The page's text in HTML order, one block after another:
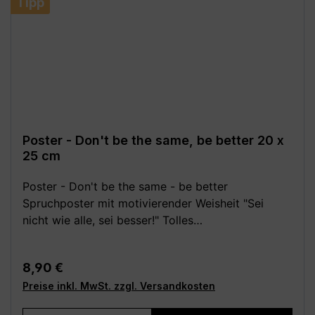
Monitoreinstellungen sind geringe
Poster - Don't be the same, be better 20 x
25 cm
Poster - Don't be the same - be better
Spruchposter mit motivierender Weisheit "Sei
nicht wie alle, sei besser!" Tolles
hochwertiges 250 g Papier (matt). Poster ohne
Rahmen und Deko. Wähle aus den folgenden
verschiedenen Größen (B x H): - 14,8 x 21 cm (DIN
Regulärer Preis:
8,90 €
Preise inkl. MwSt. zzgl. Versandkosten